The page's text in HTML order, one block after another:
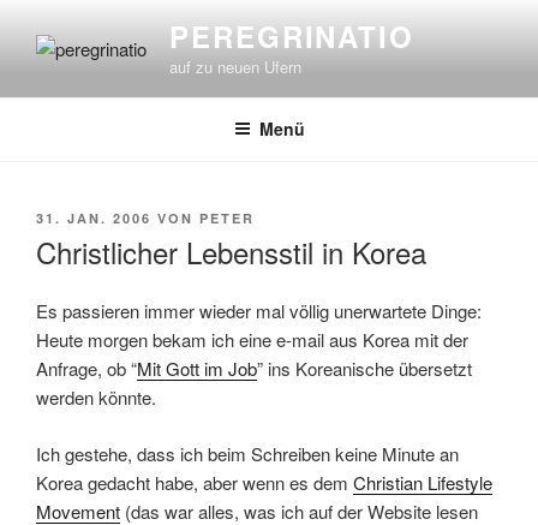
Inhalt
PEREGRINATIO
auf zu neuen Ufern
Menü
VERÖFFENTLICHT
31. JAN. 2006 VON PETER
Christlicher Lebensstil in Korea
Es passieren immer wieder mal völlig unerwartete Dinge:
Heute morgen bekam ich eine e-mail aus Korea mit der
Anfrage, ob “Mit Gott im Job” ins Koreanische übersetzt
werden könnte.
Ich gestehe, dass ich beim Schreiben keine Minute an
Korea gedacht habe, aber wenn es dem Christian Lifestyle
Movement (das war alles, was ich auf der Website lesen